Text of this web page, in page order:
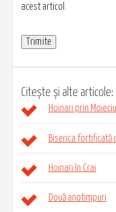
acest articol.
Citește și alte articole:
Hoinari prin
Biserica fortificată
Hoinari în Crai
Două anotimpuri